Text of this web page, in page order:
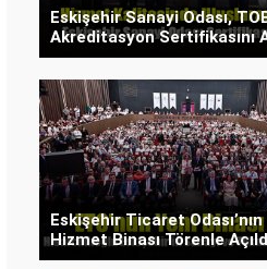
Eskişehir Sanayi Odası,
Akreditasyon Sertifikasını
Eskişehir Ticaret
Hizmet Binası Törenle